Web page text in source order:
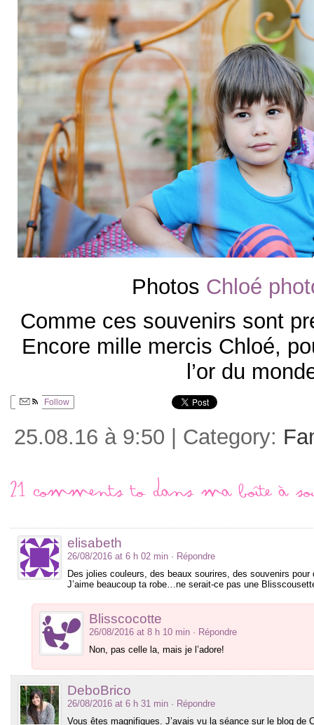
Photos Chloé
Comme ces souvenirs sont
Encore mille mercis Chloé,
l’or du
Follow
25.08.16 à 9:50 | Category:
21 comments to Dans ma boîte à
elisabeth
26/08/2016 at 6 h 02 min · Répondre
Des jolies couleurs, des beaux sourires, des souvenirs
J’aime beaucoup ta robe…ne serait-ce pas une
Blisscocotte
26/08/2016 at 8 h 10 min · Répondre
Non, pas celle la, mais je l’adore!
DeboBrico
26/08/2016 at 6 h 31 min · Répondre
Vous êtes magnifiques. J’avais vu la séance sur le blog de